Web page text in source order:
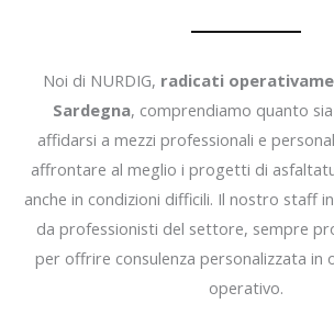
Noi di NURDIG, radicati
Sardegna, comprendiamo quanto
affidarsi a mezzi professionali e
affrontare al meglio i progetti di
anche in condizioni difficili. Il nostro staff
da professionisti del settore, sempre
per offrire consulenza personalizzata in
operativo.